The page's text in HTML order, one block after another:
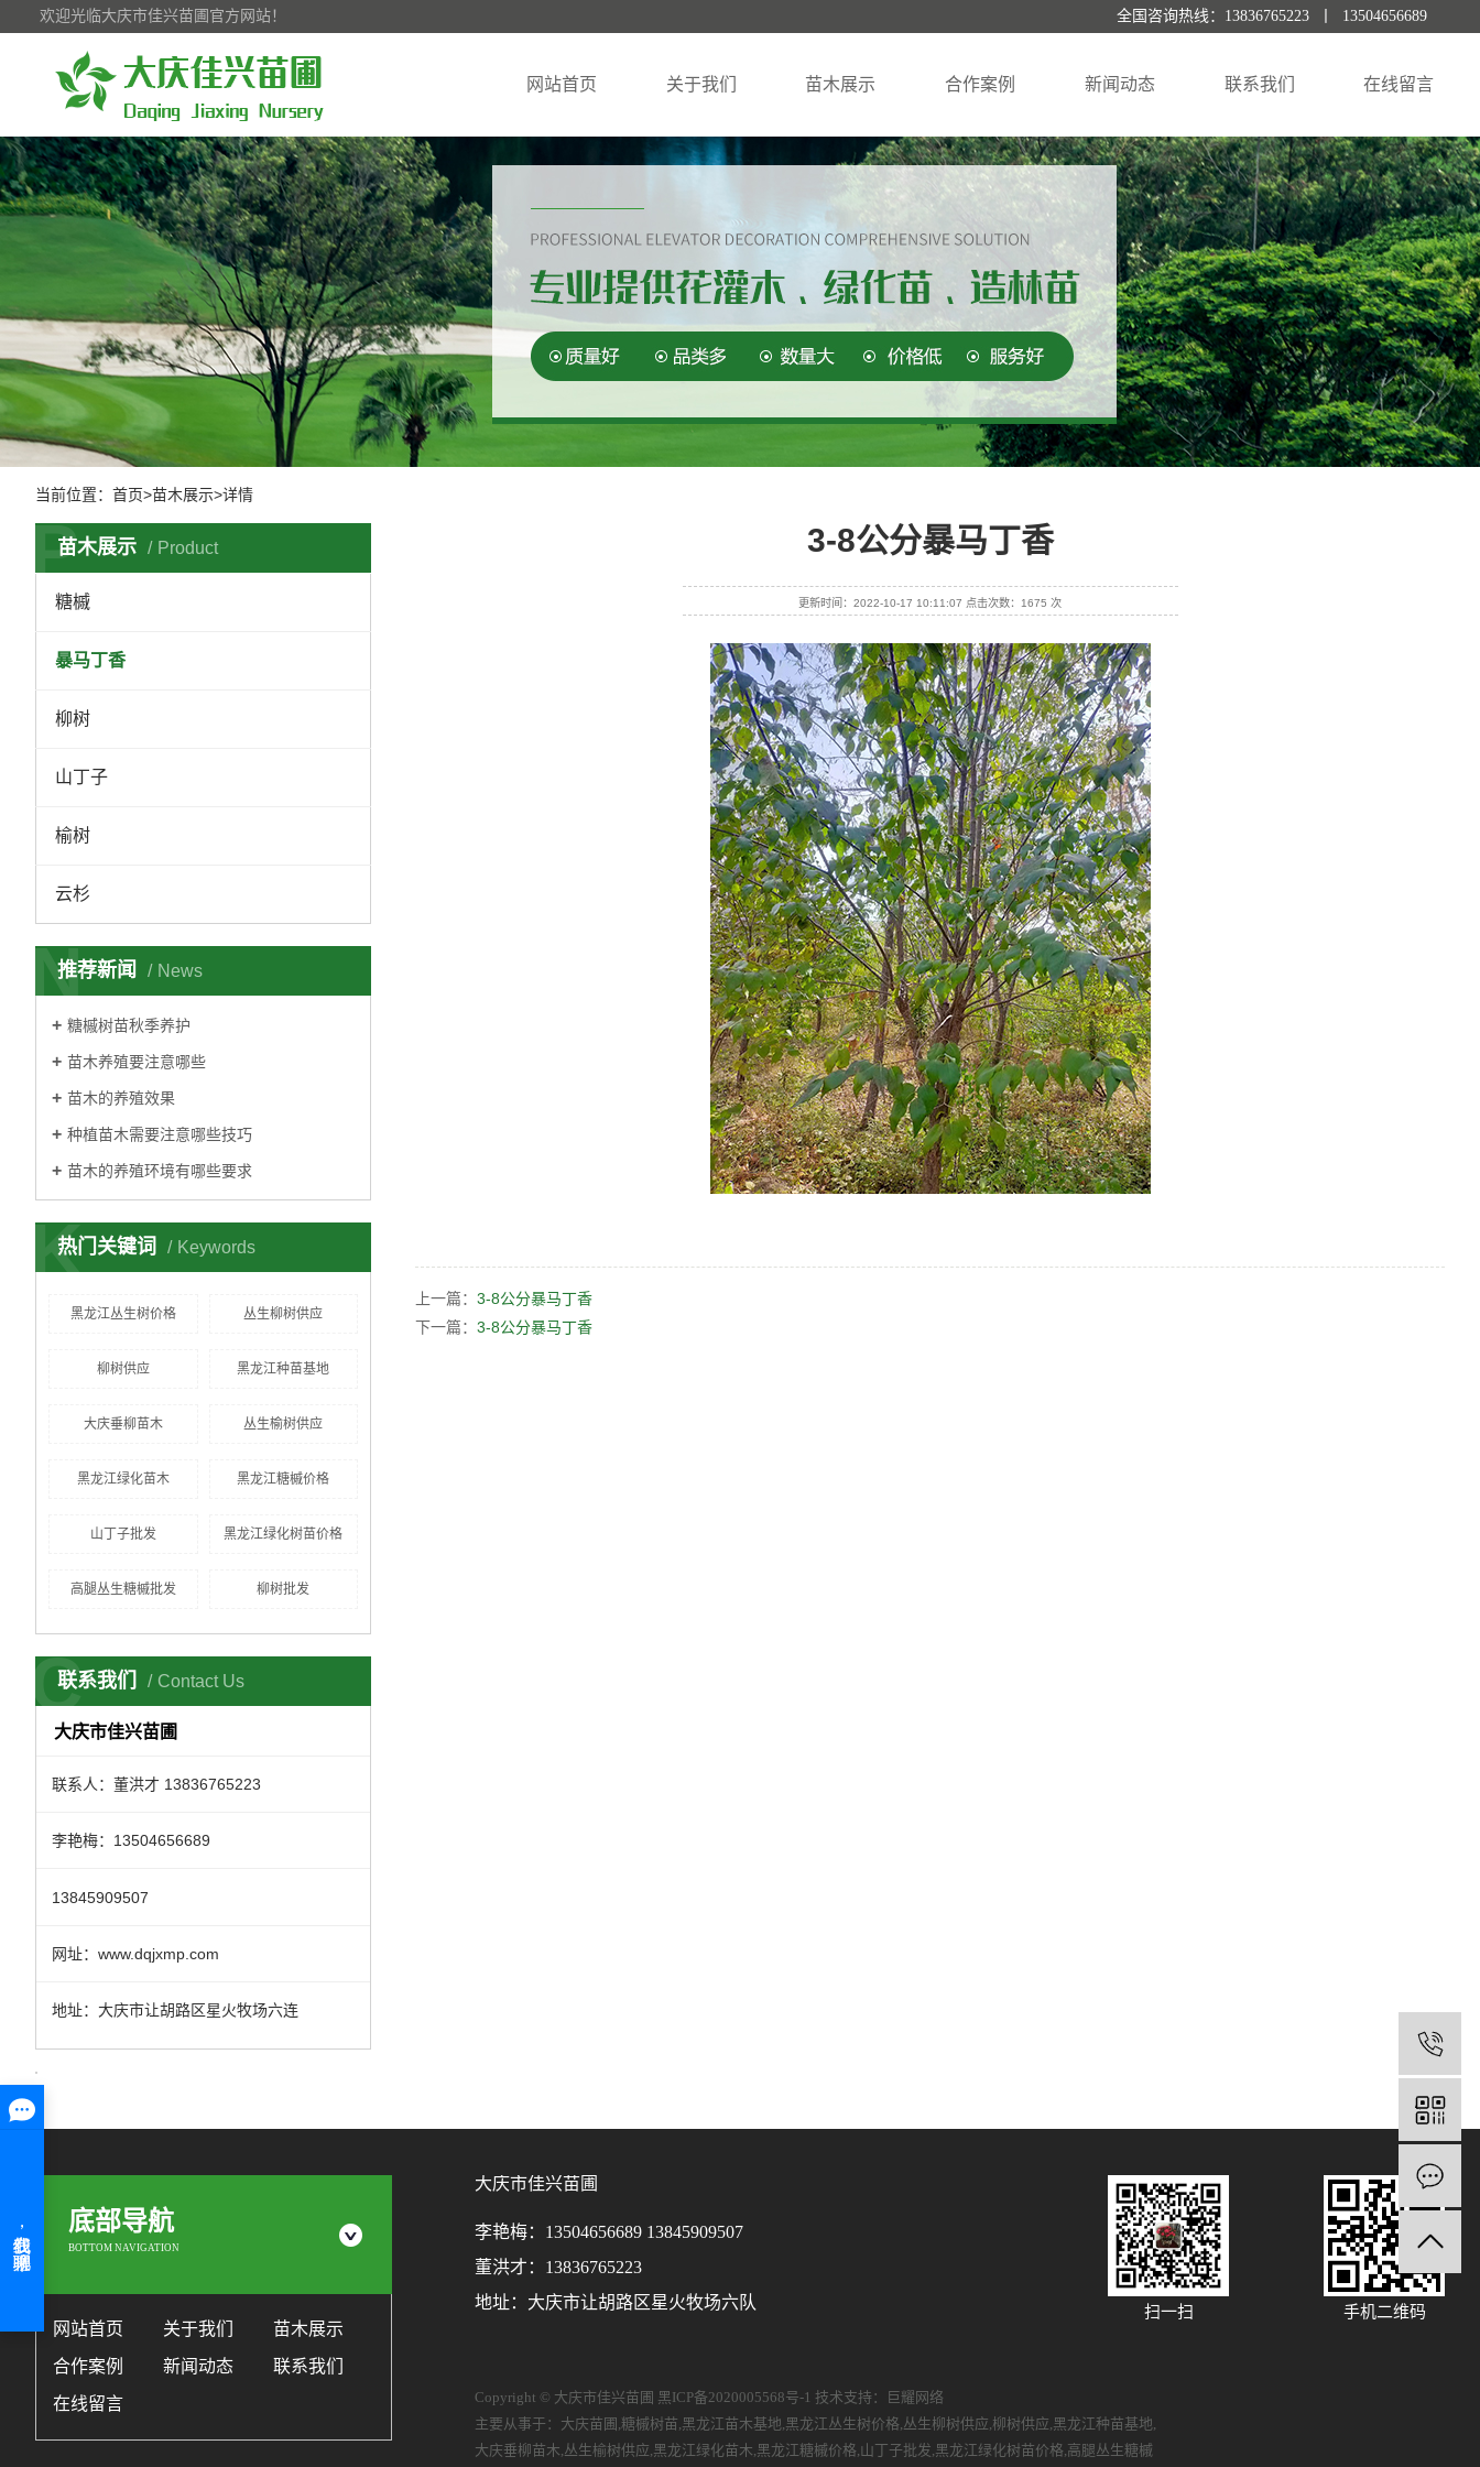
欢迎光临大庆市佳兴苗圃官方网站！ 全国咨询热线：13836765223 丨 13504656689
网站首页 关于我们
公司简介
苗木展示
糖槭
柳树
山丁子
云杉
合作案例
苗木实景案例
新闻动态
公司新闻
行业资讯
常见问题
联系我们 在线留言
当前位置： 首页>苗木展示>详情
苗木展示 Product
P
糖槭
暴马丁香
柳树
山丁子
榆树
云杉
推荐新闻 News
N
糖槭树苗秋季养护
苗木养殖要注意哪些
苗木的养殖效果
种植苗木需要注意哪些技巧
苗木的养殖环境有哪些要求
热门关键词 Keywords
K
黑龙江丛生树价格 丛生柳树供应
柳树供应 黑龙江种苗基地
大庆垂柳苗木 丛生榆树供应
黑龙江绿化苗木 黑龙江糖槭价格
山丁子批发 黑龙江绿化树苗价格
高腿丛生糖槭批发 柳树批发
联系我们 Contact Us
C
大庆市佳兴苗圃
联系人：董洪才 13836765223
李艳梅：13504656689
13845909507
网址：www.dqjxmp.com
地址：大庆市让胡路区星火牧场六连
3-8公分暴马丁香
更新时间：2022-10-17 10:11:07 点击次数：1675 次
上一篇： 3-8公分暴马丁香
下一篇： 3-8公分暴马丁香
底部导航
BOTTOM NAVIGATION
网站首页 关于我们
苗木展示
合作案例
新闻动态
联系我们
在线留言
大庆市佳兴苗圃
李艳梅：13504656689 13845909507
董洪才：13836765223
地址：大庆市让胡路区星火牧场六队
Copyright © 大庆市佳兴苗圃 黑ICP备2020005568号-1 技术支持：
巨耀网络
主要从事于： 大庆苗圃 ,糖槭树苗,黑龙江苗木基地,黑龙江丛生树价格,丛生柳树供应,柳树供应,黑龙江种苗基地,
大庆垂柳苗木,丛生榆树供应,黑龙江绿化苗木,黑龙江糖槭价格,山丁子批发,黑龙江绿化树苗价格,高腿丛生糖槭
扫一扫 手机二维码